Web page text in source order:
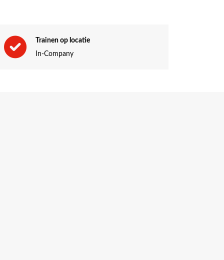
of verdiepen.
Trainen op locatie
In-Company